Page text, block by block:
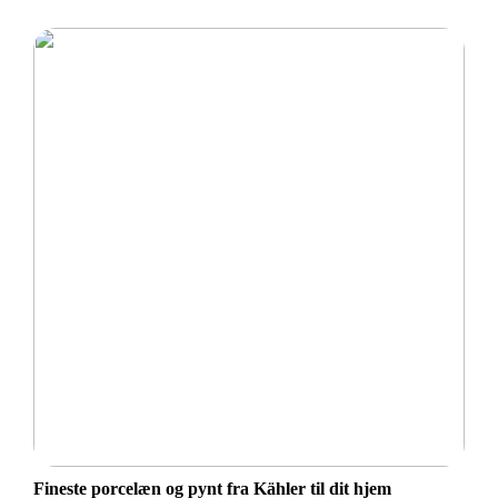
Fineste porcelæn og pynt fra Kähler til dit hjem